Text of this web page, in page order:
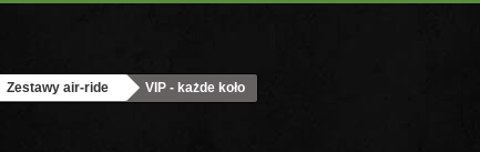
Zestawy air-ride VIP - każde koło